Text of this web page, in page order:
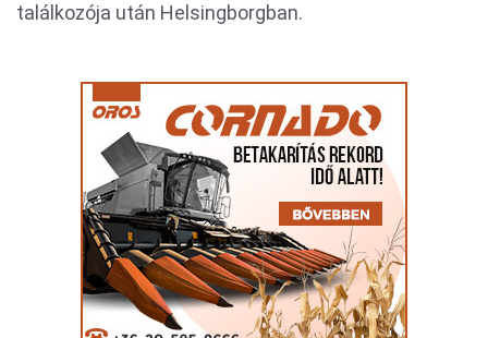
találkozója után Helsingborgban.